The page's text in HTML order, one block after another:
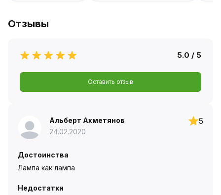
Отзывы
5.0 / 5
Оставить отзыв
Альберт Ахметянов
24.02.2020
5
Достоинства
Лампа как лампа
Недостатки